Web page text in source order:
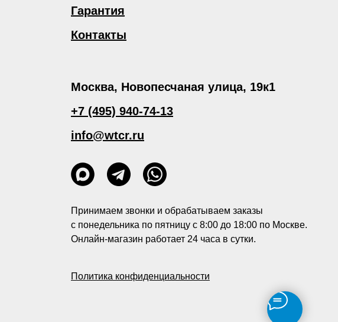
Гарантия
Контакты
Политика конфиденциальности
Москва, Новопесчаная улица, 19к1
info@wtcr.ru
+7 (495) 940-74-13
Принимаем звонки и обрабатываем заказы
с понедельника по пятницу с 8:00 до 18:00 по Москве.
Онлайн-магазин работает 24 часа в сутки.